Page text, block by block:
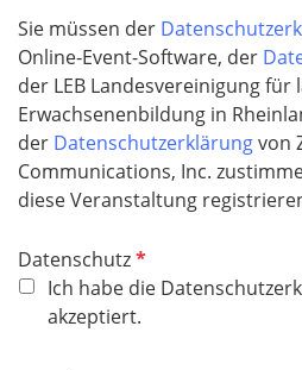
Sie müssen der
Online-Event-Software, der
der LEB Landesvereinigung für
Erwachsenenbildung in
der Datenschutzerklärungvon
Communications, Inc.
diese Veranstaltung
DatenschutzP
f
l
Ich habe die
akzeptiert.